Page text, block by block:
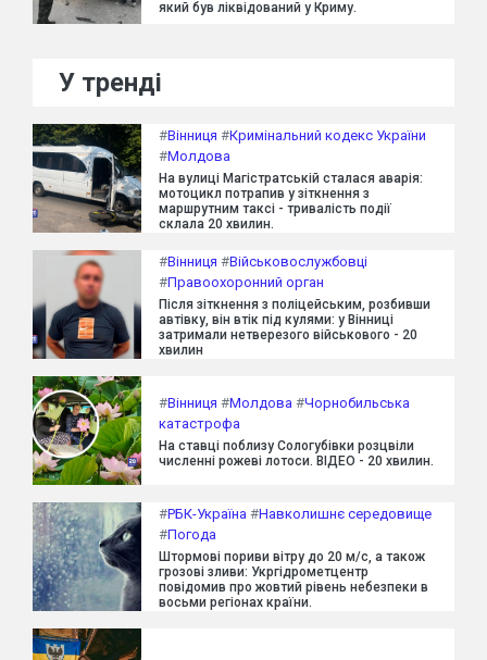
який був ліквідований у Криму.
У тренді
#Вінниця #Кримінальний кодекс України
#Молдова
На вулиці Магістратській сталася аварія:
мотоцикл потрапив у зіткнення з
маршрутним таксі - тривалість події
склала 20 хвилин.
#Вінниця #Військовослужбовці
#Правоохоронний орган
Після зіткнення з поліцейським, розбивши
автівку, він втік під кулями: у Вінниці
затримали нетверезого військового - 20
хвилин
#Вінниця #Молдова #Чорнобильська
катастрофа
На ставці поблизу Сологубівки розцвіли
численні рожеві лотоси. ВІДЕО - 20 хвилин.
#РБК-Україна #Навколишнє середовище
#Погода
Штормові пориви вітру до 20 м/с, а також
грозові зливи: Укргідрометцентр
повідомив про жовтий рівень небезпеки в
восьми регіонах країни.